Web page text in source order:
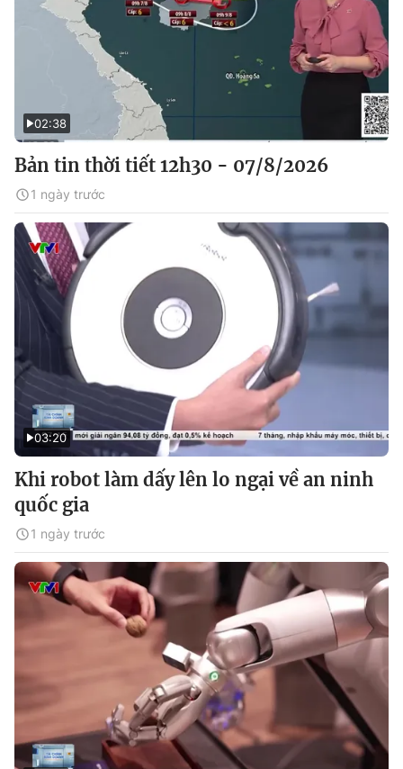
02:38
Bản tin thời tiết 12h30 - 07/8/2026
1 ngày trước
03:20
Khi robot làm dấy lên lo ngại về an ninh
quốc gia
1 ngày trước